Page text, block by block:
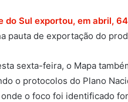
do Sul exportou, em abril,
pauta de exportação do
sexta-feira, o Mapa
o protocolos do Plano
o foco foi identificado